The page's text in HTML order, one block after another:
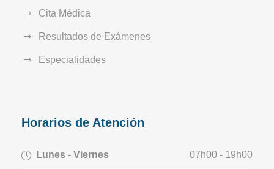
Cita Médica
Resultados de Exámenes
Especialidades
Horarios de Atención
Lunes - Viernes 07h00 - 19h00